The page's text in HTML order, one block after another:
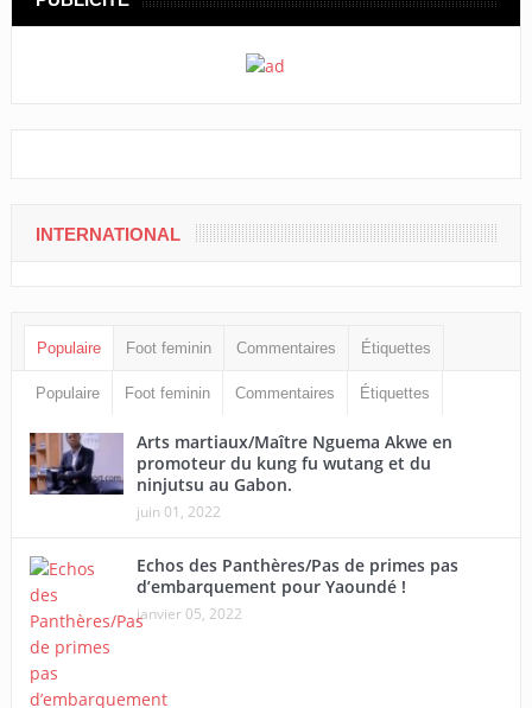
INTERNATIONAL
Populaire Foot feminin Commentaires Étiquettes
Populaire Foot feminin Commentaires Étiquettes
Arts martiaux/Maître Nguema Akwe en
promoteur du kung fu wutang et du
ninjutsu au Gabon.
juin 01, 2022
Echos des Panthères/Pas de primes pas
d’embarquement pour Yaoundé !
janvier 05, 2022